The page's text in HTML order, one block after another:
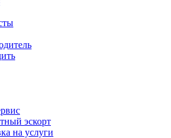
эскорт
на услуги